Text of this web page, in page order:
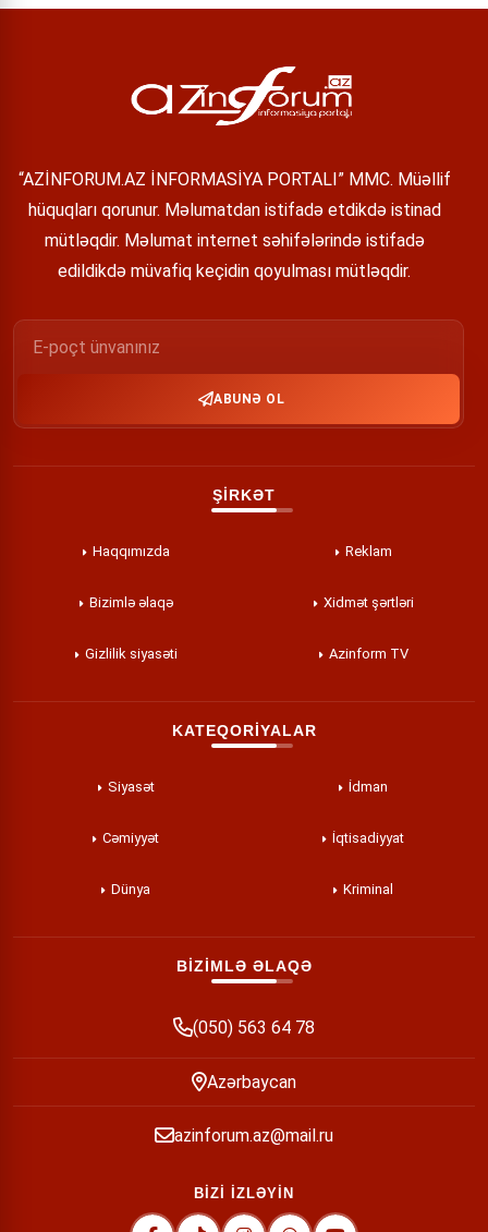
“AZİNFORUM.AZ İNFORMASİYA PORTALI” MMC. Müəllif
hüquqları qorunur. Məlumatdan istifadə etdikdə istinad
mütləqdir. Məlumat internet səhifələrində istifadə
edildikdə müvafiq keçidin qoyulması mütləqdir.
ABUNƏ OL
ŞİRKƏT
Haqqımızda Reklam
Bizimlə əlaqə Xidmət şərtləri
Gizlilik siyasəti Azinform TV
KATEQORİYALAR
Siyasət İdman
Cəmiyyət İqtisadiyyat
Dünya Kriminal
BİZİMLƏ ƏLAQƏ
(050) 563 64 78
Azərbaycan
azinforum.az@mail.ru
BİZİ İZLƏYİN